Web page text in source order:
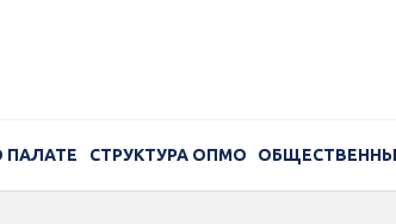
ПАЛАТЕ СТРУКТУРА ОПМО